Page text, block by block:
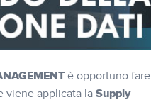
è opportuno fare
viene applicata la Supply